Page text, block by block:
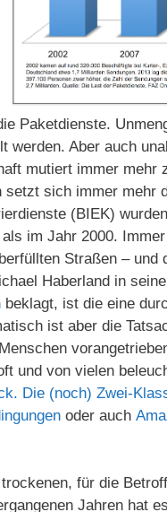
Paketdienste.
werden. Aber auch
mutiert immer mehr
sich immer mehr
(BIEK)
im Jahr 2000.
Straßen –
Haberland in
beklagt, ist die eine
ist aber die
und von vielen
Die (noch) Zwei-
oder auch
für die
Jahren hat